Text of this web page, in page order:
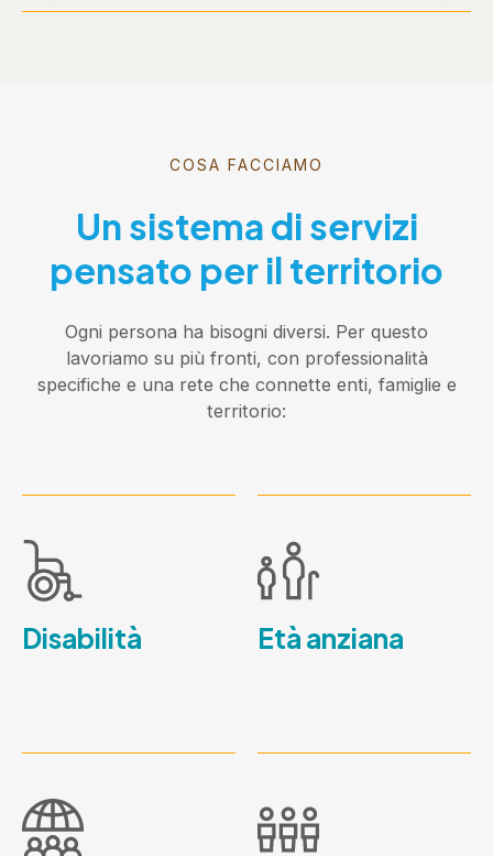
COSA FACCIAMO
Un sistema di servizi
pensato per il territorio
Ogni persona ha bisogni diversi. Per questo
lavoriamo su più fronti, con professionalità
specifiche e una rete che connette enti, famiglie e
territorio:
Disabilità Età anziana